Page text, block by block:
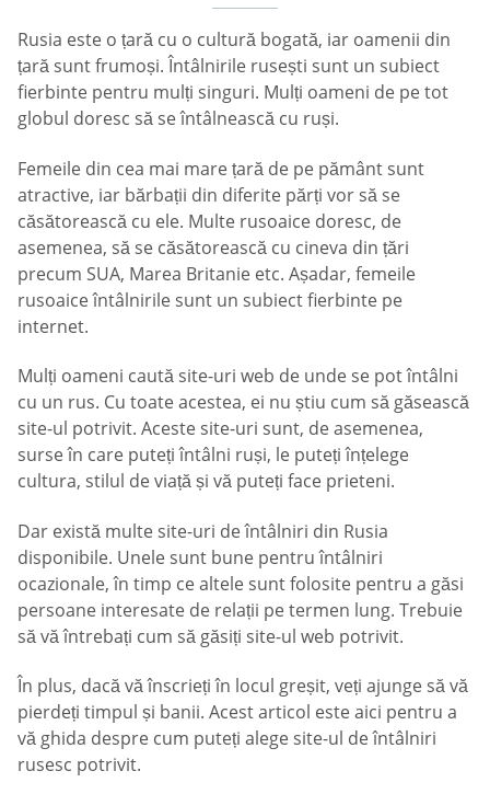
Rusia este o țară cu o cultură bogată, iar oamenii din
țară sunt frumoși. Întâlnirile rusești sunt un subiect
fierbinte pentru mulți singuri. Mulți oameni de pe tot
globul doresc să se întâlnească cu ruși.
Femeile din cea mai mare țară de pe pământ sunt
atractive, iar bărbații din diferite părți vor să se
căsătorească cu ele. Multe rusoaice doresc, de
asemenea, să se căsătorească cu cineva din țări
precum SUA, Marea Britanie etc. Așadar, femeile
rusoaice întâlnirile sunt un subiect fierbinte pe
internet.
Mulți oameni caută site-uri web de unde se pot întâlni
cu un rus. Cu toate acestea, ei nu știu cum să găsească
site-ul potrivit. Aceste site-uri sunt, de asemenea,
surse în care puteți întâlni ruși, le puteți înțelege
cultura, stilul de viață și vă puteți face prieteni.
Dar există multe site-uri de întâlniri din Rusia
disponibile. Unele sunt bune pentru întâlniri
ocazionale, în timp ce altele sunt folosite pentru a găsi
persoane interesate de relații pe termen lung. Trebuie
să vă întrebați cum să găsiți site-ul web potrivit.
În plus, dacă vă înscrieți în locul greșit, veți ajunge să vă
pierdeți timpul și banii. Acest articol este aici pentru a
vă ghida despre cum puteți alege site-ul de întâlniri
rusesc potrivit.